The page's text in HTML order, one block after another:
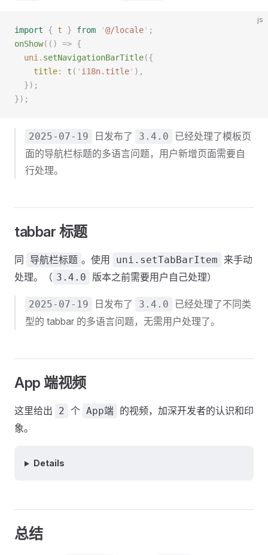
js
import { t } from '@/locale' ;
onShow(() => {
  uni
. setNavigationBarTitle({
    title
: t ( ' i18n.title' ),
  });
});
2025-07-19 日发布了 3.4.0
已经处理了模板页
面的导航栏标题的多语言问题，用户新增页面需要自
行处理。
tabbar 标题
同 导航栏标题 。使用 uni.setTabBarItem
来手动
处理。（ 3.4.0 版本之前需要用户自己处理）
2025-07-19 日发布了 3.4.0
已经处理了不同类
型的 tabbar 的多语言问题，无需用户处理了。
App 端视频
这里给出 2 个 App端 的视频，加深开发者的认识和印
象。
Details
总结